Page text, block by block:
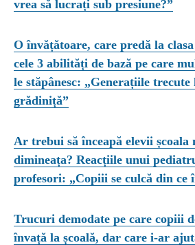
vrea să lucrați sub presiune?”
O învățătoare, care predă la
cele 3 abilități de bază pe care
le stăpânesc: „Generațiile
grădiniță”
Ar trebui să înceapă elevii școala
dimineața? Reacțiile unui
profesori: „Copiii se culcă din ce
Trucuri demodate pe care copiii
învață la școală, dar care i-ar